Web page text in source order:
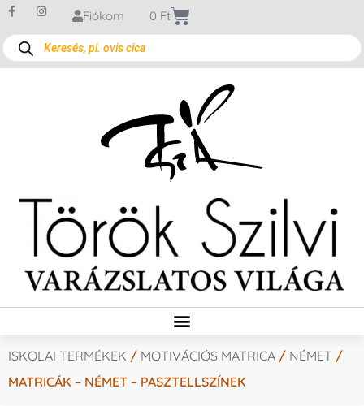
Fiókom 0 Ft
ISKOLAI TERMÉKEK / MOTIVÁCIÓS MATRICA / NÉMET /
MATRICÁK – NÉMET – PASZTELLSZÍNEK